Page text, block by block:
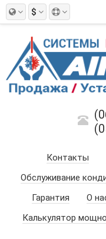
$
Контакты
Обслуживание
Гарантия
О
Калькулятор